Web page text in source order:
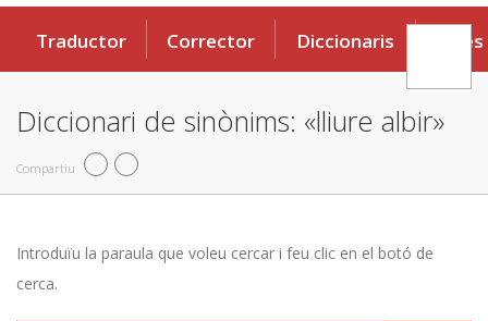
Traductor Corrector Diccionaris Eines
Diccionari de sinònims: «lliure albir»
Compartiu
Introduïu la paraula que voleu cercar i feu clic en el botó de
cerca.